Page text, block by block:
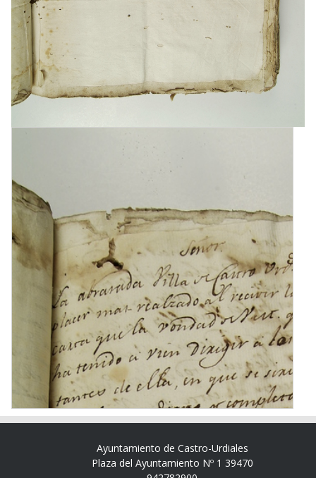
Ayuntamiento de Castro-Urdiales
Plaza del Ayuntamiento Nº 1 39470